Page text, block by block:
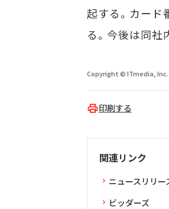
起する。カード
る。今後は同社
Copyright © ITmedia,
印刷する
関連リンク
ニュースリリー
ビッダーズ